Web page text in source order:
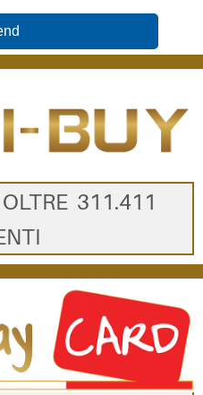
311.411